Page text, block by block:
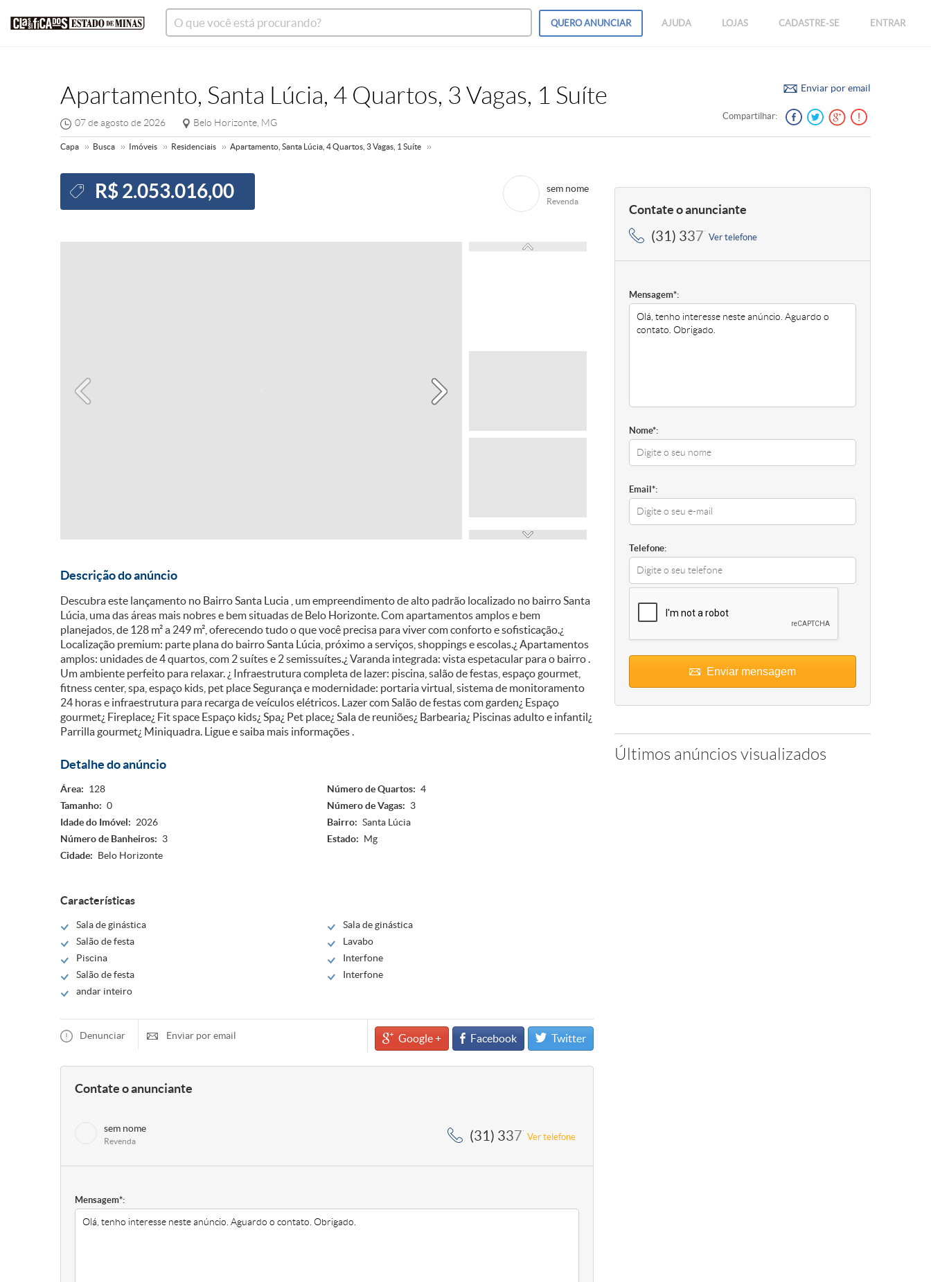
QUEROANUNCIAR AJUDA LOJAS CADASTRE-SE ENTRAR
Apartamento, Santa Lúcia, 4 Quartos, 3 Vagas, 1 Suíte
07 de agosto de 2026 Belo Horizonte, MG
Enviar por email
Compartilhar:
Capa Busca Imóveis Residenciais Apartamento, Santa Lúcia, 4 Quartos, 3 Vagas, 1 Suíte
R$ 2.053.016,00 sem nome
Revenda
Descrição do anúncio
Descubra este lançamento no Bairro Santa Lucia , um empreendimento de alto padrão localizado no bairro Santa
Lúcia, uma das áreas mais nobres e bem situadas de Belo Horizonte. Com apartamentos amplos e bem
planejados, de 128 m² a 249 m², oferecendo tudo o que você precisa para viver com conforto e sofisticação.¿
Localização premium: parte plana do bairro Santa Lúcia, próximo a serviços, shoppings e escolas.¿ Apartamentos
amplos: unidades de 4 quartos, com 2 suítes e 2 semissuítes.¿ Varanda integrada: vista espetacular para o bairro .
Um ambiente perfeito para relaxar. ¿ Infraestrutura completa de lazer: piscina, salão de festas, espaço gourmet,
fitness center, spa, espaço kids, pet place Segurança e modernidade: portaria virtual, sistema de monitoramento
24 horas e infraestrutura para recarga de veículos elétricos. Lazer com Salão de festas com garden¿ Espaço
gourmet¿ Fireplace¿ Fit space Espaço kids¿ Spa¿ Pet place¿ Sala de reuniões¿ Barbearia¿ Piscinas adulto e infantil¿
Parrilla gourmet¿ Miniquadra. Ligue e saiba mais informações .
Detalhe do anúncio
Área: 128 Número de Quartos: 4
Tamanho: 0 Número de Vagas: 3
Idade do Imóvel: 2026 Bairro: Santa Lúcia
Número de Banheiros: 3 Estado: Mg
Cidade: Belo Horizonte
Características
Sala de ginástica
Sala de ginástica
Salão de festa
Lavabo
Piscina
Interfone
Salão de festa
Interfone
andar inteiro
Denunciar Enviar por email Google + Facebook Twitter
Contate o anunciante
sem nome
Revenda (31) 3377-2020, (31) 3377-2020
Ver telefone
Mensagem*:
Contate o anunciante
(31) 3377-2020, (31) 3377-2020
Ver telefone
Mensagem*:
Nome*:
Email*:
Telefone:
Enviar mensagem
Últimos anúncios visualizados